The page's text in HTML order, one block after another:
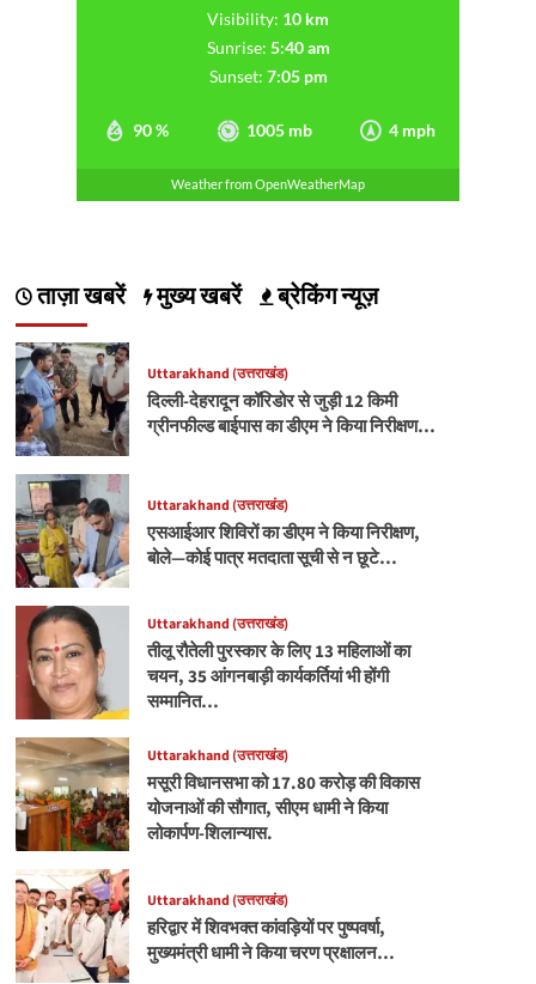
90 % 1005 mb 4 mph
Visibility: 10 km
Sunrise: 5:40 am
Sunset: 7:05 pm
Weather from OpenWeatherMap
ताज़ा खबरें मुख्य खबरें ब्रेकिंग न्यूज़
Uttarakhand (उत्तराखंड)
दिल्ली-देहरादून कॉरिडोर से जुड़ी 12 किमी
ग्रीनफील्ड बाईपास का डीएम ने किया निरीक्षण…
Uttarakhand (उत्तराखंड)
एसआईआर शिविरों का डीएम ने किया निरीक्षण,
बोले—कोई पात्र मतदाता सूची से न छूटे…
Uttarakhand (उत्तराखंड)
तीलू रौतेली पुरस्कार के लिए 13 महिलाओं का
चयन, 35 आंगनबाड़ी कार्यकर्तियां भी होंगी
सम्मानित…
Uttarakhand (उत्तराखंड)
मसूरी विधानसभा को 17.80 करोड़ की विकास
योजनाओं की सौगात, सीएम धामी ने किया
लोकार्पण-शिलान्यास.
Uttarakhand (उत्तराखंड)
हरिद्वार में शिवभक्त कांवड़ियों पर पुष्पवर्षा,
मुख्यमंत्री धामी ने किया चरण प्रक्षालन…